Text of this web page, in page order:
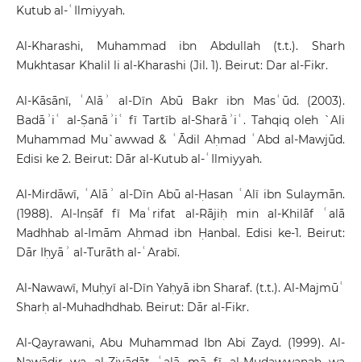
Kutub al-ʿIlmiyyah.
Al-Kharashi, Muhammad ibn Abdullah (t.t.). Sharh
Mukhtasar Khalil li al-Kharashi (Jil. 1). Beirut: Dar al-Fikr.
Al-Kāsānī, ʿAlāʾ al-Dīn Abū Bakr ibn Masʿūd. (2003).
Badāʾiʿ al-Ṣanāʾiʿ fī Tartīb al-Sharāʾiʿ. Tahqiq oleh `Ali
Muhammad Mu`awwad & ʿĀdil Aḥmad ʿAbd al-Mawjūd.
Edisi ke 2. Beirut: Dār al-Kutub al-ʿIlmiyyah.
Al-Mirdāwī, ʿAlāʾ al-Dīn Abū al-Ḥasan ʿAlī ibn Sulaymān.
(1988). Al-Inṣāf fī Maʿrifat al-Rājiḥ min al-Khilāf ʿalā
Madhhab al-Imām Aḥmad ibn Ḥanbal. Edisi ke-1. Beirut:
Dār Iḥyāʾ al-Turāth al-ʿArabī.
Al-Nawawī, Muḥyī al-Dīn Yaḥyā ibn Sharaf. (t.t.). Al-Majmūʿ
Sharḥ al-Muhadhdhab. Beirut: Dār al-Fikr.
Al-Qayrawani, Abu Muhammad Ibn Abi Zayd. (1999). Al-